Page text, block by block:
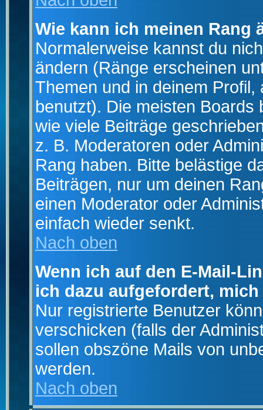
Wie kann ich meinen Rang
Normalerweise kannst du
ändern (Ränge erscheinen
Themen und in deinem
benutzt). Die meisten
wie viele Beiträge
z. B. Moderatoren oder
Rang haben. Bitte belästige
Beiträgen, nur um deinen
einen Moderator oder
einfach wieder senkt.
Nach oben
Wenn ich auf den E-Mail-
ich dazu aufgefordert,
Nur registrierte Benutzer
verschicken (falls der
sollen obszöne Mails von
werden.
Nach oben